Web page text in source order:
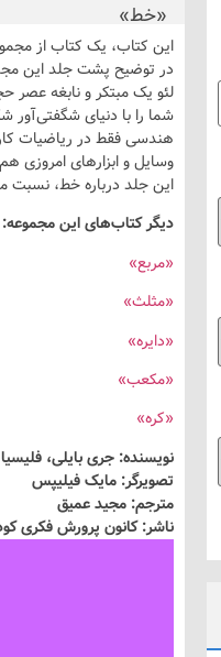
«خط»
این کتاب، یک کتاب از مجموعه ۶ جلدی «هندسه‌ عصر
در توضیح پشت جلد این
لئو یک مبتکر و نابغه‌
شما را با دنیای
هندسی فقط در ریاضیات
وسایل و ابزارهای امروزی
این جلد درباره خط، نسبت
دیگر کتاب‌های این مجموعه:
«مربع»
«مثلث»
«دایره»
«مکعب»
«کره»
نویسنده: جری بایلی، فلیسیا
تصویرگر: مایک فیلیپس
مترجم: مجید عمیق
ناشر: کانون پرورش فکری